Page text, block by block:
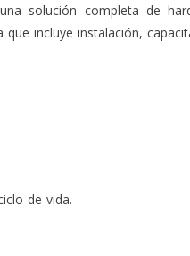
solución completa de
incluye instalación,
de vida.